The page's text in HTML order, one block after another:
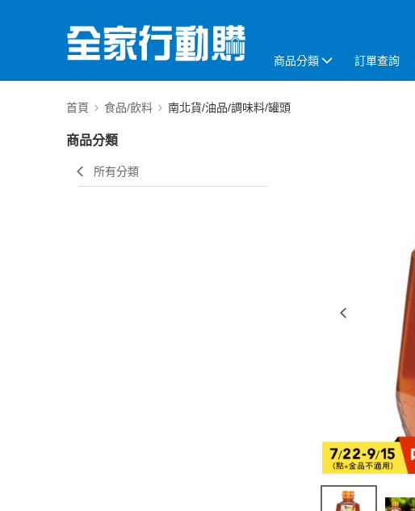
商品分類 訂單查詢
首頁 食品/飲料 南北貨/油品/調味料/罐頭
商品分類
所有分類